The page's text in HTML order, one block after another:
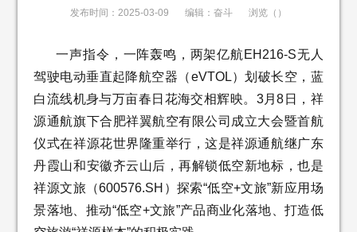
发布时间：2025-03-09 编辑：奋斗 浏览（ ）
一声指令，一阵轰鸣，两架亿航EH216-S无人
驾驶电动垂直起降航空器（eVTOL）划破长空，蓝
白流线机身与万亩春日花海交相辉映。3月8日，祥
源通航旗下合肥祥翼航空有限公司成立大会暨首航
仪式在祥源花世界隆重举行，这是祥源通航继广东
丹霞山和安徽齐云山后，再解锁低空新地标，也是
祥源文旅（600576.SH）探索“低空+文旅”新应用场
景落地、推动“低空+文旅”产品商业化落地、打造低